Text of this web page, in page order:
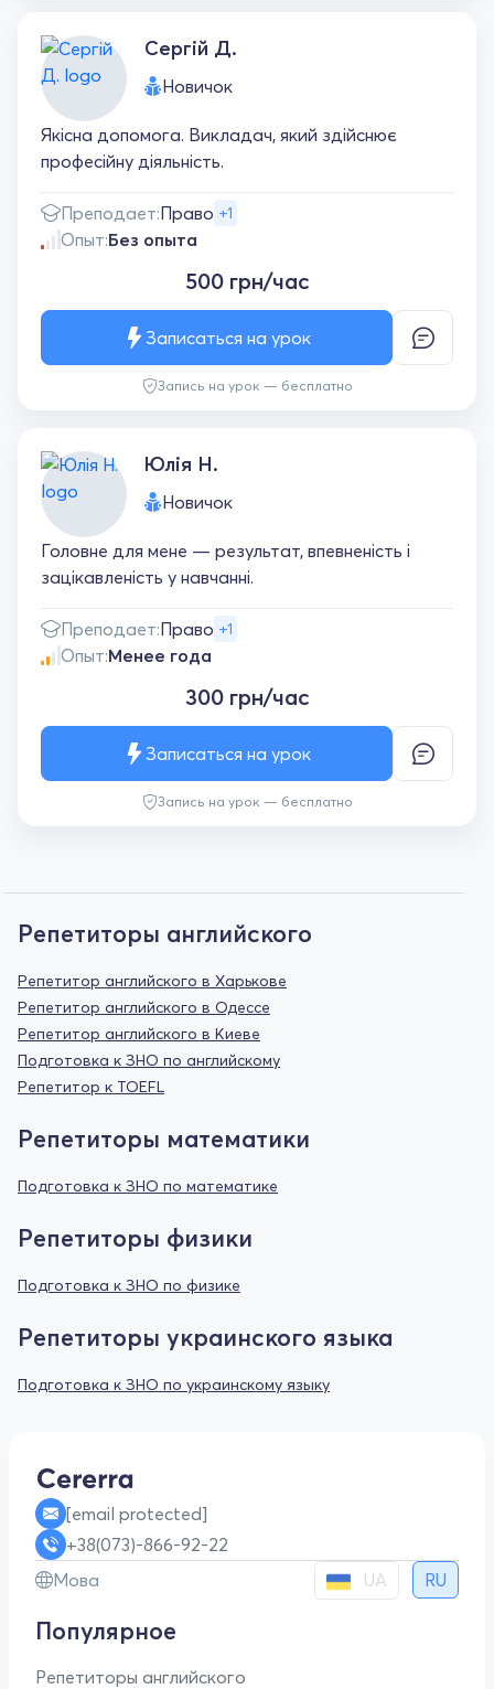
Сергій Д.
Новичок
Якісна допомога. Викладач, який здійснює
професійну діяльність.
Преподает:Право +1
Опыт:Без опыта
500 грн/час
Запись на урок — бесплатно
Записаться на урок
Юлія Н.
Новичок
Головне для мене — результат, впевненість і
зацікавленість у навчанні.
Преподает:Право +1
Опыт:Менее года
300 грн/час
Запись на урок — бесплатно
Записаться на урок
Репетиторы английского
Репетитор английского в Харькове
Репетитор английского в Одессе
Репетитор английского в Киеве
Подготовка к ЗНО по английскому
Репетитор к TOEFL
Репетиторы математики
Подготовка к ЗНО по математике
Репетиторы физики
Подготовка к ЗНО по физике
Репетиторы украинского языка
Подготовка к ЗНО по украинскому языку
[email protected]
+38(073)-866-92-22
Мова
UA RU
Популярное
Репетиторы английского